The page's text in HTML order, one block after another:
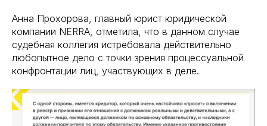
Анна Прохорова, главный юрист юридической
компании NERRA, отметила, что в данном случае
судебная коллегия истребовала действительно
любопытное дело с точки зрения процессуальной
конфронтации лиц, участвующих в деле.